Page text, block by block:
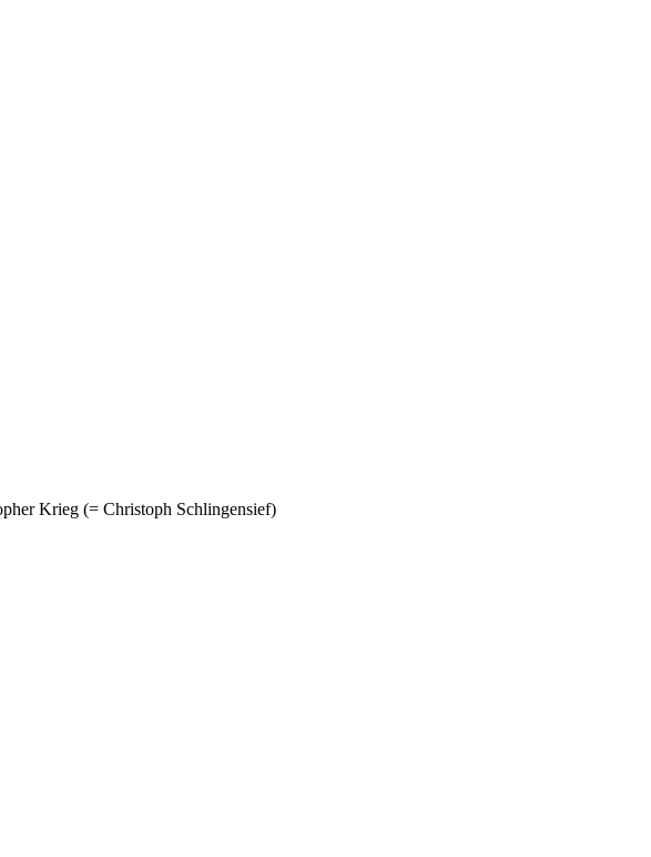
Krieg (= Christoph Schlingensief)